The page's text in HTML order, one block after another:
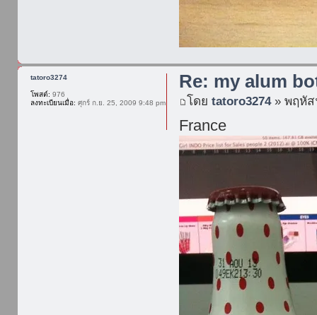
Re: my alum
โดยtatoro3274» พฤหัส
France
tatoro3274
โพสต์: 976
ลงทะเบียนเมื่อ: ศุกร์ ก.ย. 25, 2009 9:48 pm